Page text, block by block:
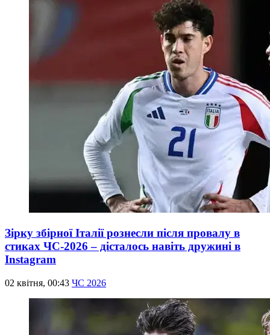
Зірку збірної Італії рознесли після провалу в
стиках ЧС-2026 – дісталось навіть дружині в
Instagram
02 квітня, 00:43 ЧС 2026